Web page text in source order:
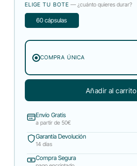
ELIGE TU BOTE— ¿cuánto quieres durar?
60 cápsulas
COMPRA ÚNICA
Añadir al carrito
Envío Gratis
a partir de 50€
Garantía Devolución
14 días
Compra Segura